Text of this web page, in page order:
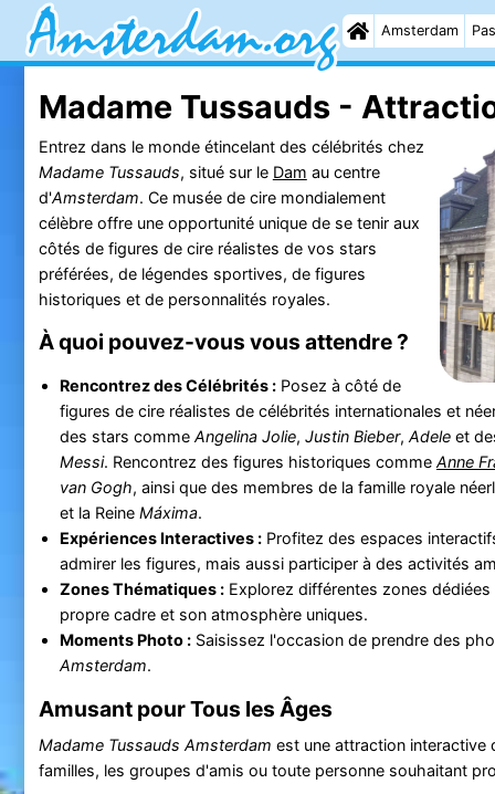
Amsterdam
Madame Tussauds -
Entrez dans le monde étincelant des célébrités chez
Madame Tussauds, situé sur le Dam au centre
d'Amsterdam. Ce musée de cire mondialement
célèbre offre une opportunité unique de se tenir aux
côtés de figures de cire réalistes de vos stars
préférées, de légendes sportives, de figures
historiques et de personnalités royales.
À quoi pouvez-vous vous attendre ?
Rencontrez des Célébrités :Posez à côté de
figures de cire réalistes de célébrités internationales et
des stars comme Angelina Jolie, Justin Bieber, Adeleet
Messi. Rencontrez des figures historiques comme Anne
van Gogh, ainsi que des membres de la famille royale
et la Reine Máxima.
Expériences Interactives :Profitez des espaces
admirer les figures, mais aussi participer à des activités
Zones Thématiques :Explorez différentes zones dédiées
propre cadre et son atmosphère uniques.
Moments Photo :Saisissez l'occasion de prendre des
Amsterdam.
Amusant pour Tous les Âges
Madame Tussauds Amsterdam est une attraction interactive
familles, les groupes d'amis ou toute personne souhaitant